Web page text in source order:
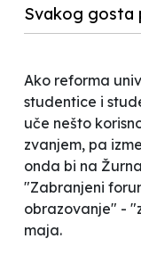
Svakog gosta
Ako reforma
studentice i
uče nešto
zvanjem, pa
onda bi na
"Zabranjeni
obrazovanje" -
maja.